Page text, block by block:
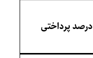
درصد پرداختی